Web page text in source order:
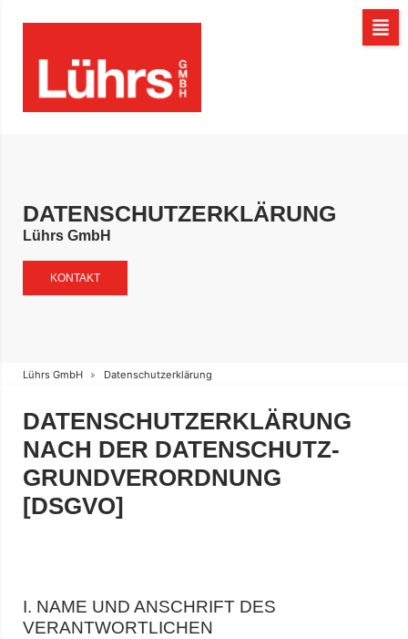
DATENSCHUTZERKLÄRUNG
Lührs GmbH
KONTAKT
Lührs GmbH Datenschutzerklärung
DATENSCHUTZERKLÄRUNG
NACH DER DATENSCHUTZ-
GRUNDVERORDNUNG
[DSGVO]
I. NAME UND ANSCHRIFT DES
VERANTWORTLICHEN